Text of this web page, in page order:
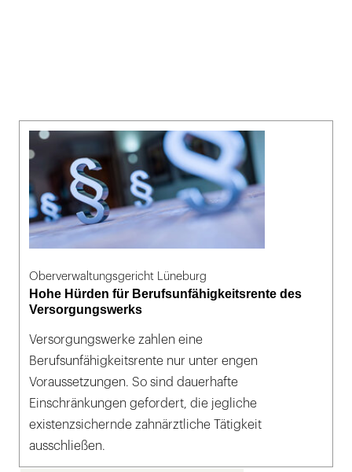
Oberverwaltungsgericht Lüneburg
Hohe Hürden für Berufsunfähigkeitsrente des
Versorgungswerks
Versorgungswerke zahlen eine
Berufsunfähigkeitsrente nur unter engen
Voraussetzungen. So sind dauerhafte
Einschränkungen gefordert, die jegliche
existenzsichernde zahnärztliche Tätigkeit
ausschließen.